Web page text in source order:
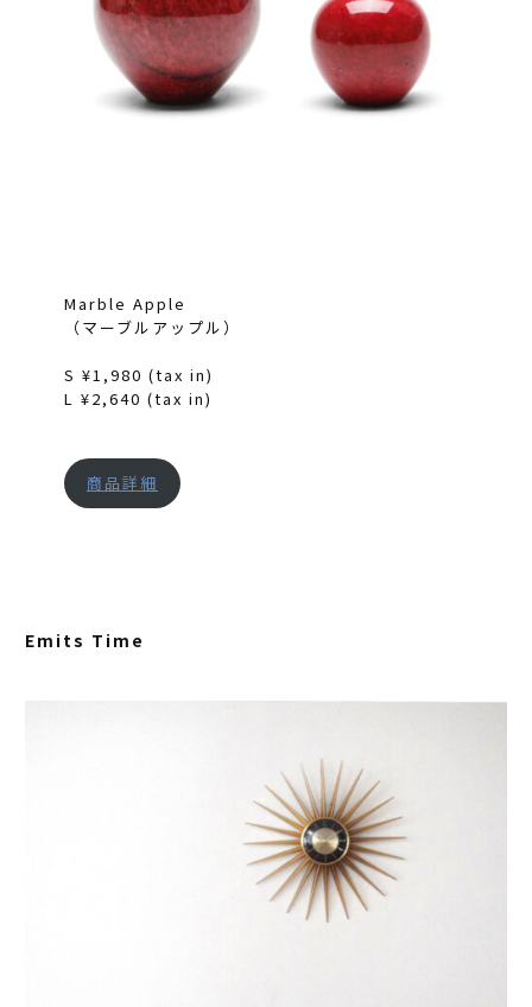
Marble Apple
（マーブルアップル）
S ¥1,980 (tax in)
L ¥2,640 (tax in)
商品詳細
Emits Time